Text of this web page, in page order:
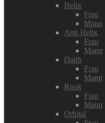
Helix
Frau
Mann
Anti Helix
Frau
Mann
Daith
Frau
Mann
Rook
Frau
Mann
Orbital